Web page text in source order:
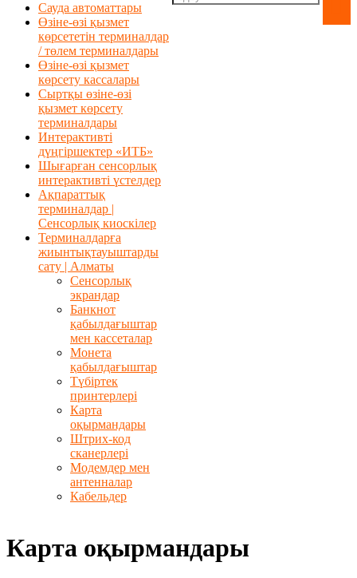
Сауда автоматтары
Өзіне-өзі қызмет
көрсететін терминалдар
/ төлем терминалдары
Өзіне-өзі қызмет
көрсету кассалары
Сыртқы өзіне-өзі
қызмет көрсету
терминалдары
Интерактивті
дүңгіршектер «ИТБ»
Шығарған сенсорлық
интерактивті үстелдер
Ақпараттық
терминалдар |
Сенсорлық киоскілер
Терминалдарға
жиынтықтауыштарды
сату | Алматы
Сенсорлық
экрандар
Банкнот
қабылдағыштар
мен кассеталар
Монета
қабылдағыштар
Түбіртек
принтерлері
Карта
оқырмандары
Штрих-код
сканерлері
Модемдер мен
антенналар
Кабельдер
Карта оқырмандары